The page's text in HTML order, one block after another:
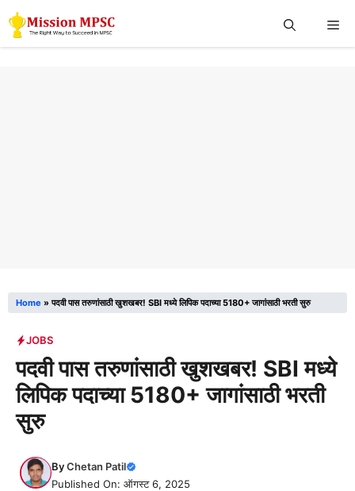
Skip
to
Home »पदवी पास तरुणांसाठी खुशखबर! SBI मध्ये लिपिक पदाच्या 5180+ जागांसाठी भरती सुरु
JOBS
पदवी पास तरुणांसाठी खुशखबर! SBI मध्ये
लिपिक पदाच्या 5180+ जागांसाठी भरती
सुरु
ByChetan Patil
Published On: ऑगस्ट 6, 2025